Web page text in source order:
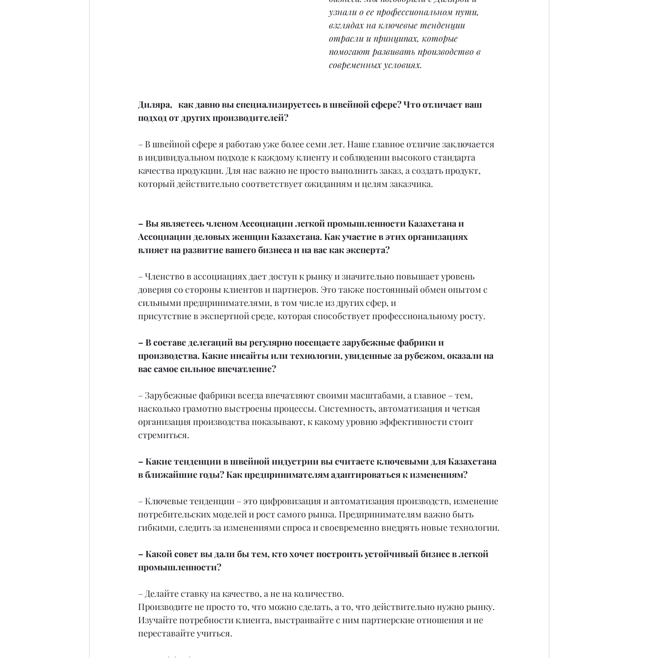
узнали о ее профессиональном пути,
взглядах на ключевые тенденции
отрасли и принципах, которые
помогают развивать производство в
современных условиях.
Диляра,   как давно вы специализируетесь в швейной сфере? Что отличает ваш
подход от других производителей?
– В швейной сфере я работаю уже более семи лет. Наше главное отличие заключается
в индивидуальном подходе к каждому клиенту и соблюдении высокого стандарта
качества продукции. Для нас важно не просто выполнить заказ, а создать продукт,
который действительно соответствует ожиданиям и целям заказчика.
– Вы являетесь членом Ассоциации легкой промышленности Казахстана и
Ассоциации деловых женщин Казахстана. Как участие в этих организациях
влияет на развитие вашего бизнеса и на вас как эксперта?
– Членство в ассоциациях дает доступ к рынку и значительно повышает уровень
доверия со стороны клиентов и партнеров. Это также постоянный обмен опытом с
сильными предпринимателями, в том числе из других сфер, и
присутствие в экспертной среде, которая способствует профессиональному росту.
– В составе делегаций вы регулярно посещаете зарубежные фабрики и
производства. Какие инсайты или технологии, увиденные за рубежом, оказали на
вас самое сильное впечатление?
– Зарубежные фабрики всегда впечатляют своими масштабами, а главное – тем,
насколько грамотно выстроены процессы. Системность, автоматизация и четкая
организация производства показывают, к какому уровню эффективности стоит
стремиться.
– Какие тенденции в швейной индустрии вы считаете ключевыми для Казахстана
в ближайшие годы? Как предпринимателям адаптироваться к изменениям?
– Ключевые тенденции – это цифровизация и автоматизация производств, изменение
потребительских моделей и рост самого рынка. Предпринимателям важно быть
гибкими, следить за изменениями спроса и своевременно внедрять новые технологии.
– Какой совет вы дали бы тем, кто хочет построить устойчивый бизнес в легкой
промышленности?
– Делайте ставку на качество, а не на количество.
Производите не просто то, что можно сделать, а то, что действительно нужно рынку.
Изучайте потребности клиента, выстраивайте с ним партнерские отношения и не
переставайте учиться.